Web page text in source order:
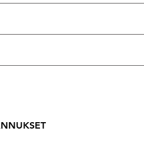
LKV
Partner
Oy | 3463551-4